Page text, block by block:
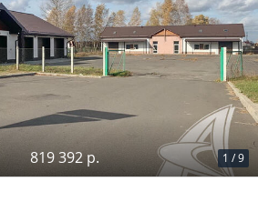
1 /9
819 392 р.